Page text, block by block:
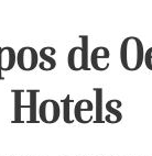
de
Hotels